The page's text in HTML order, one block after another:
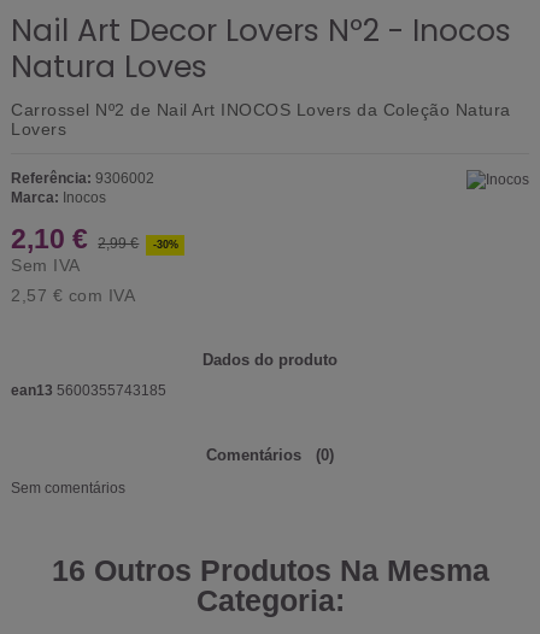
Nail Art Decor Lovers Nº2 - Inocos
Natura Loves
Carrossel Nº2 de Nail Art INOCOS Lovers da Coleção Natura
Lovers
Referência: 9306002
Marca: Inocos
2,10 € 2,99 € -30%
Sem IVA
2,57 € com IVA
Dados do produto
ean13 5600355743185
Comentários (0)
Sem comentários
16 Outros Produtos Na Mesma
Categoria: